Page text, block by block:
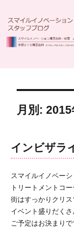
月別: 2015
インビザラ
スマイルイノベー
トリートメントコ
街はすっかりクリ
イベント盛りだく
ご予定はお決まりで